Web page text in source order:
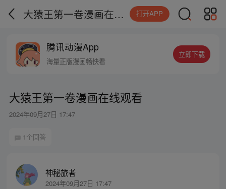
大猿王第一卷漫画在线观看 打开APP
腾讯动漫App
海量正版漫画畅快看
立即下载
大猿王第一卷漫画在线观看
2024年09月27日 17:47
1个回答
神秘旅者
2024年09月27日 17:47